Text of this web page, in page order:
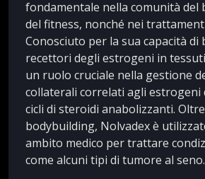
fondamentale nella comunità del
del fitness, nonché nei
Conosciuto per la sua capacità di
recettori degli estrogeni in
un ruolo cruciale nella gestione
collaterali correlati agli estrogeni
cicli di steroidi anabolizzanti.
bodybuilding, Nolvadex è
ambito medico per trattare
come alcuni tipi di tumore al seno.